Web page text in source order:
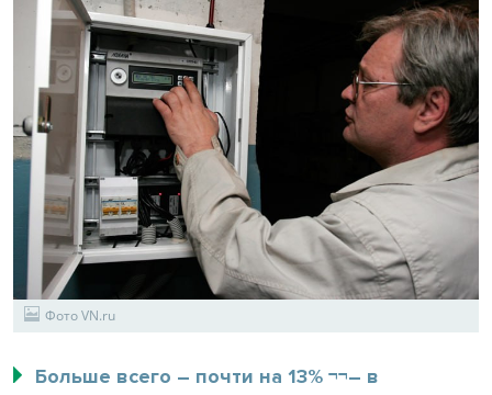
Фото VN.ru
Больше всего – почти на 13% ¬¬– в